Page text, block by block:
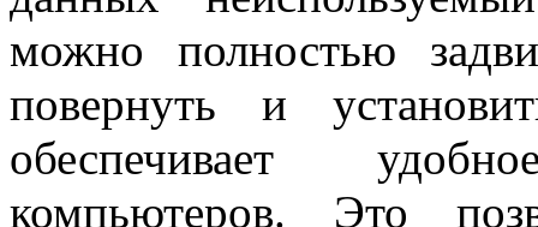
можно полностью
повернуть и
обеспечивает
компьютеров. Это